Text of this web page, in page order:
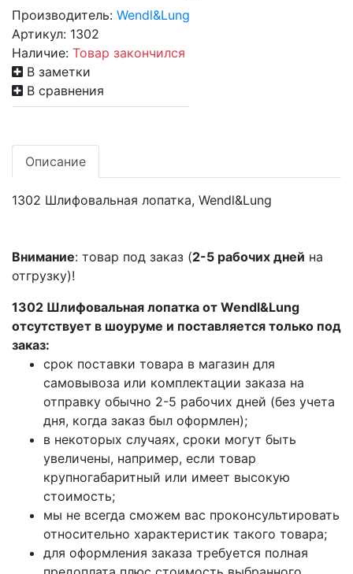
Производитель: Wendl&Lung
Артикул: 1302
Наличие: Товар закончился
В заметки
В сравнения
Описание
1302 Шлифовальная лопатка, Wendl&Lung
Внимание: товар под заказ (2-5 рабочих дней на
отгрузку)!
1302 Шлифовальная лопатка от Wendl&Lung
отсутствует в шоуруме и поставляется только под
заказ:
срок поставки товара в магазин для
самовывоза или комплектации заказа на
отправку обычно 2-5 рабочих дней (без учета
дня, когда заказ был оформлен);
в некоторых случаях, сроки могут быть
увеличены, например, если товар
крупногабаритный или имеет высокую
стоимость;
мы не всегда сможем вас проконсультировать
относительно характеристик такого товара;
для оформления заказа требуется полная